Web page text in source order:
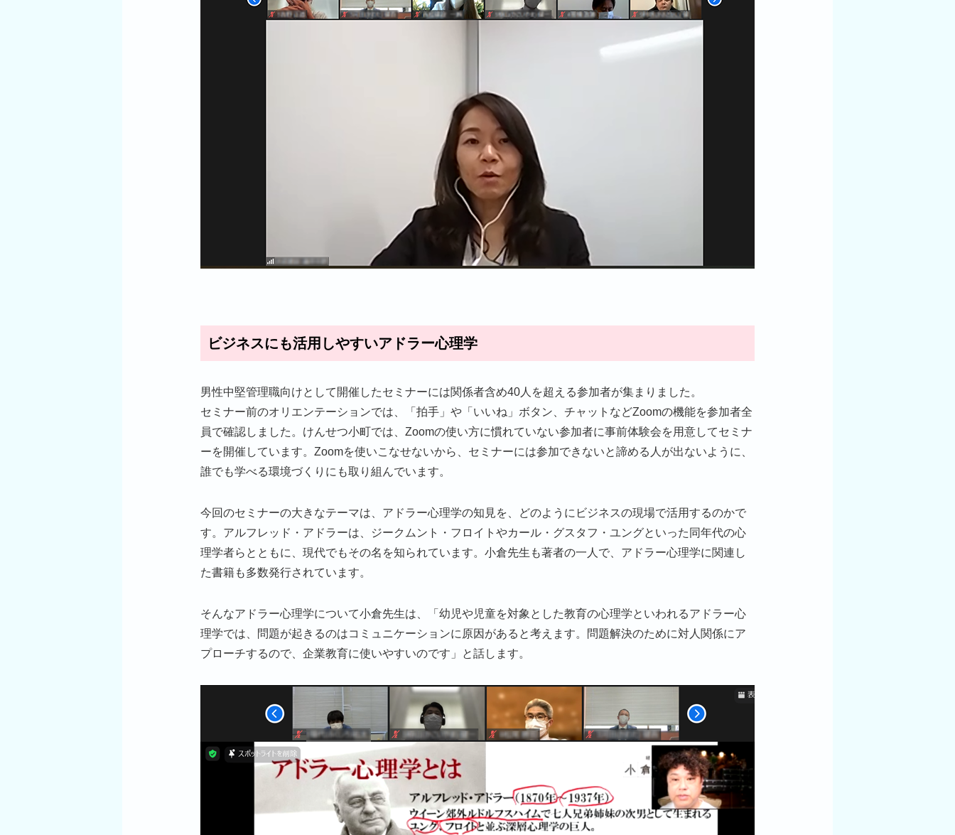
ビジネスにも活用しやすいアドラー心理学
男性中堅管理職向けとして開催したセミナーには関係者含め40人を超える参加者が集まりました。
セミナー前のオリエンテーションでは、「拍手」や「いいね」ボタン、チャットなどZoomの機能を参加者全
員で確認しました。けんせつ小町では、Zoomの使い方に慣れていない参加者に事前体験会を用意してセミナ
ーを開催しています。Zoomを使いこなせないから、セミナーには参加できないと諦める人が出ないように、
誰でも学べる環境づくりにも取り組んでいます。
今回のセミナーの大きなテーマは、アドラー心理学の知見を、どのようにビジネスの現場で活用するのかで
す。アルフレッド・アドラーは、ジークムント・フロイトやカール・グスタフ・ユングといった同年代の心
理学者らとともに、現代でもその名を知られています。小倉先生も著者の一人で、アドラー心理学に関連し
た書籍も多数発行されています。
そんなアドラー心理学について小倉先生は、「幼児や児童を対象とした教育の心理学といわれるアドラー心
理学では、問題が起きるのはコミュニケーションに原因があると考えます。問題解決のために対人関係にア
プローチするので、企業教育に使いやすいのです」と話します。